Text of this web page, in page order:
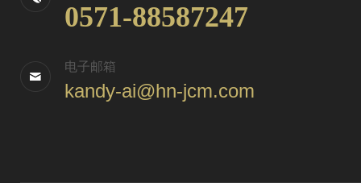
0571-88587247
电子邮箱
kandy-ai@hn-jcm.com